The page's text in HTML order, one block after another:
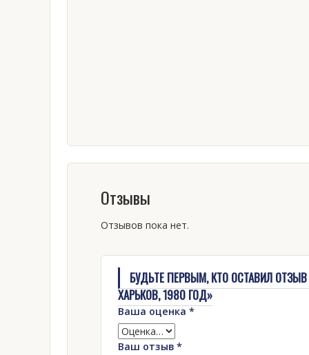
Отзывы
Отзывов пока нет.
БУДЬТЕ ПЕРВЫМ, КТО ОСТАВИЛ
ХАРЬКОВ, 1980 ГОД»
Ваша оценка *
Ваш отзыв *